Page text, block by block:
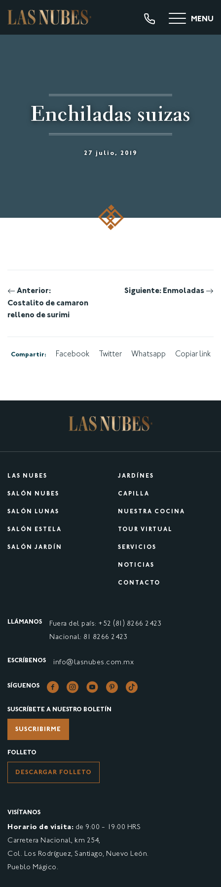
MENU
Enchiladas suizas
27 julio, 2019
Navegación
de
Anterior:
Costalito de camaron
relleno de surimi
Siguiente: Enmoladas
Compartir: Facebook Twitter Whatsapp Copiar link
LAS NUBES
SALÓN NUBES
SALÓN LUNAS
SALÓN ESTELA
SALÓN JARDÍN
JARDÍNES
CAPILLA
NUESTRA COCINA
TOUR VIRTUAL
SERVICIOS
NOTICIAS
CONTACTO
LLÁMANOS Fuera del país: +52 (81) 8266 2423
Nacional: 81 8266 2423
ESCRÍBENOS info@lasnubes.com.mx
SÍGUENOS
SUSCRÍBETE A NUESTRO BOLETÍN
SUSCRIBIRME
FOLLETO
DESCARGAR FOLLETO
VISÍTANOS
Horario de visita: de 9:00 - 19:00 HRS
Carretera Nacional, km 254,
Col. Los Rodríguez, Santiago, Nuevo León.
Pueblo Mágico.